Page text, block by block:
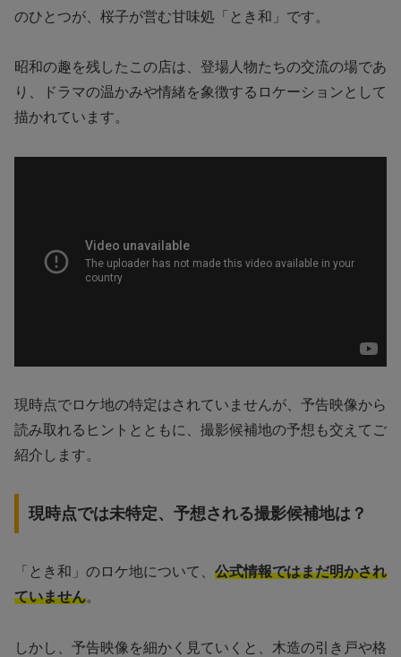
のひとつが、桜子が営む甘味処「とき和」です。
昭和の趣を残したこの店は、登場人物たちの交流の場であ
り、ドラマの温かみや情緒を象徴するロケーションとして
描かれています。
現時点でロケ地の特定はされていませんが、予告映像から
読み取れるヒントとともに、撮影候補地の予想も交えてご
紹介します。
現時点では未特定、予想される撮影候補地は？
「とき和」のロケ地について、 公式情報ではまだ明かされ
ていません。
しかし、予告映像を細かく見ていくと、木造の引き戸や格